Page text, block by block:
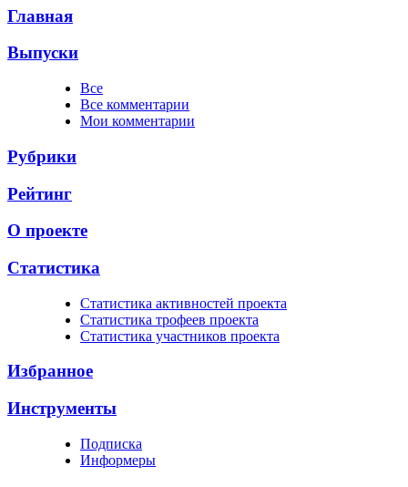
Главная
Выпуски
Все
Все комментарии
Мои комментарии
Рубрики
Рейтинг
О проекте
Статистика
Cтатистика активностей проекта
Cтатистика трофеев проекта
Cтатистика участников проекта
Избранное
Инструменты
Подписка
Информеры